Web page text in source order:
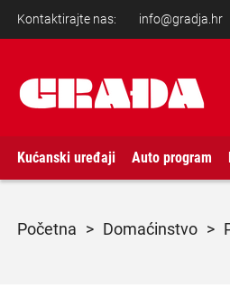
Kontaktirajte nas: info@gradja.hr
Kućanski uređaji Auto program
početna > domaćinstvo >